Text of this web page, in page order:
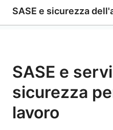
SASE e sicurezza
SASE e
sicurezza
lavoro